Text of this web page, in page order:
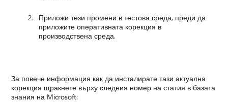
Приложи тези промени в тестова среда, преди да
приложите оперативната корекция в
производствена среда.
За повече информация как да инсталирате тази актуална
корекция щракнете върху следния номер на статия в базата
знания на Microsoft: